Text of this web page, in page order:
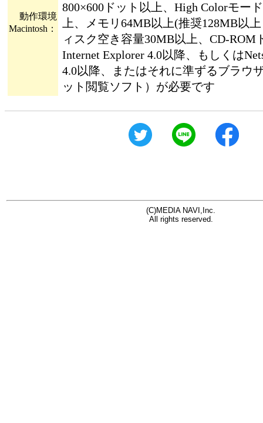
動作環境
Macintosh：
800×600ドット以上、High Colorモー
上、メモリ64MB以上(推奨128MB以
ィスク空き容量30MB以上、CD-ROM
Internet Explorer 4.0以降、もしくは
4.0以降、またはそれに準ずるブラウ
ット閲覧ソフト）が必要です
(C)MEDIA NAVI,Inc.
All rights reserved.